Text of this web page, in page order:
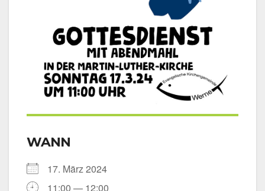
WANN
17. März 2024
11:00 — 12:00